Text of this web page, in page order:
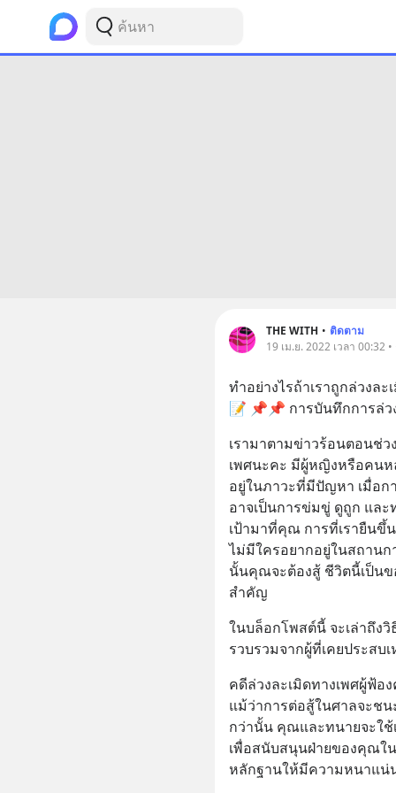
THE WITH • ติดตาม
19 เม.ย. 2022 เวลา 00:32 •
ทำอย่างไรถ้าเราถูกล่วงล
📝 📌📌 การบันทึกการล่ว
เรามาตามข่าวร้อนตอนช่ว
เพศนะคะ มีผู้หญิงหรือคนห
อยู่ในภาวะที่มีปัญหา เมื่อก
อาจเป็นการข่มขู่ ดูถูก และ
เป้ามาที่คุณ การที่เรายืนขึ้
ไม่มีใครอยากอยู่ในสถาน
นั้นคุณจะต้องสู้ ชีวิตนี้เป็น
สำคัญ
ในบล็อกโพสต์นี้ จะเล่าถึง
รวบรวมจากผู้ที่เคยประส
คดีล่วงละเมิดทางเพศผู้ฟ้อ
แม้ว่าการต่อสู้ในศาลจะช
กว่านั้น คุณและทนายจะใช้
เพื่อสนับสนุนฝ่ายของคุณ
หลักฐานให้มีความหนาแน่